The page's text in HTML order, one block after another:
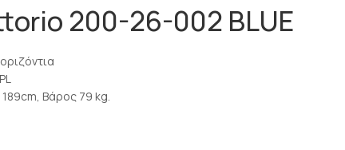
200-26-002 BLUE
Βάρος 79 kg.